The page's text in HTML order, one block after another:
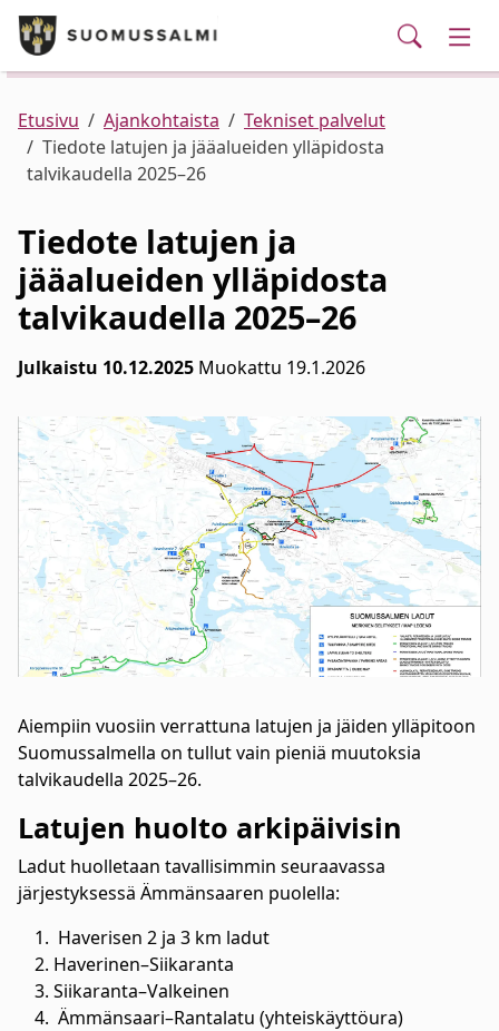
Siirry pääsisältöön
Puhelinluettelo/yhteystiedot
Palvelut
Ajankohtaista
Verkkokauppa
Haku
Kunta ja hallinto
Asuminen ja ympäristö
Varhaiskasvatus ja koulutus
Elinvoima
Kulttuuri, vapaa-aika ja nuoret
Etusivu Ajankohtaista
Tekniset palvelut
Tiedote latujen ja jääalueiden ylläpidosta
talvikaudella 2025–26
Tiedote latujen ja
jääalueiden ylläpidosta
talvikaudella 2025–26
Julkaistu 10.12.2025 Muokattu 19.1.2026
Aiempiin vuosiin verrattuna latujen ja jäiden ylläpitoon
Suomussalmella on tullut vain pieniä muutoksia
talvikaudella 2025–26.
Latujen huolto arkipäivisin
Ladut huolletaan tavallisimmin seuraavassa
järjestyksessä Ämmänsaaren puolella:
Haverisen 2 ja 3 km ladut
Haverinen–Siikaranta
Siikaranta–Valkeinen
Ämmänsaari–Rantalatu (yhteiskäyttöura)